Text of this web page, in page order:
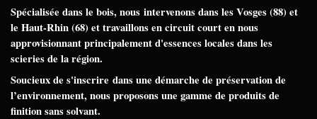
Spécialisée dans le bois, nous intervenons dans les Vosges (88) et
le Haut-Rhin (68) et travaillons en circuit court en nous
approvisionnant principalement d'essences locales dans les
scieries de la région.
Soucieux de s'inscrire dans une démarche de préservation de
l’environnement, nous proposons une gamme de produits de
finition sans solvant.